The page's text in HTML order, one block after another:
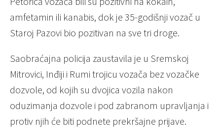
amfetamin ili kanabis, dok je 35-godišnji vozač u
Staroj Pazovi bio pozitivan na sve tri droge.
Saobraćajna policija zaustavila je u Sremskoj
Mitrovici, Inđiji i Rumi trojicu vozača bez vozačke
dozvole, od kojih su dvojica vozila nakon
oduzimanja dozvole i pod zabranom upravljanja i
protiv njih će biti podnete prekršajne prijave.